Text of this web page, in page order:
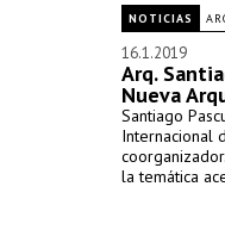
NOTICIAS
16.1.2019
Arq.
Nueva
Santiago
Internacional
la temática